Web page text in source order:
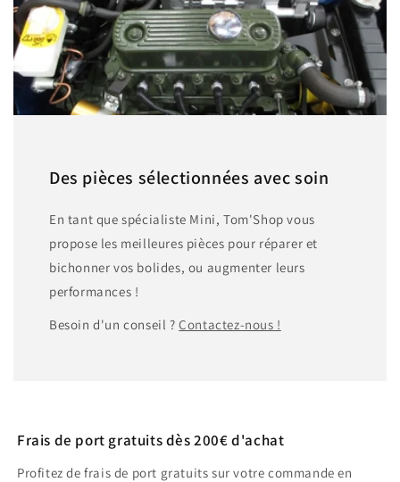
Des pièces sélectionnées avec soin
En tant que spécialiste Mini, Tom'Shop vous
propose les meilleures pièces pour réparer et
bichonner vos bolides, ou augmenter leurs
performances !
Besoin d'un conseil ?Contactez-nous !
Frais de port gratuits dès 200€ d'achat
Profitez de frais de port gratuits sur votre commande en